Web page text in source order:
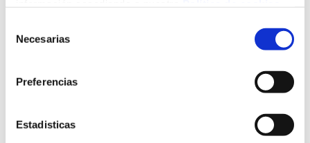
Selection
Necesarias
Preferencias
Estadisticas